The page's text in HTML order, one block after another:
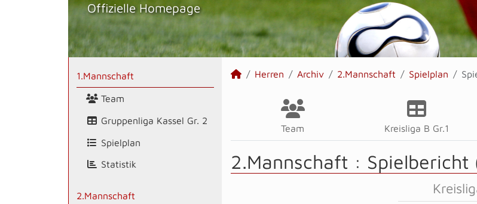
Offizielle Homepage
1.Mannschaft
Team
Gruppenliga Kassel Gr. 2
Spielplan
Statistik
2.Mannschaft
Herren Archiv 2.Mannschaft Spielplan
Team Kreisliga B Gr.1
2.Mannschaft : Spielbericht